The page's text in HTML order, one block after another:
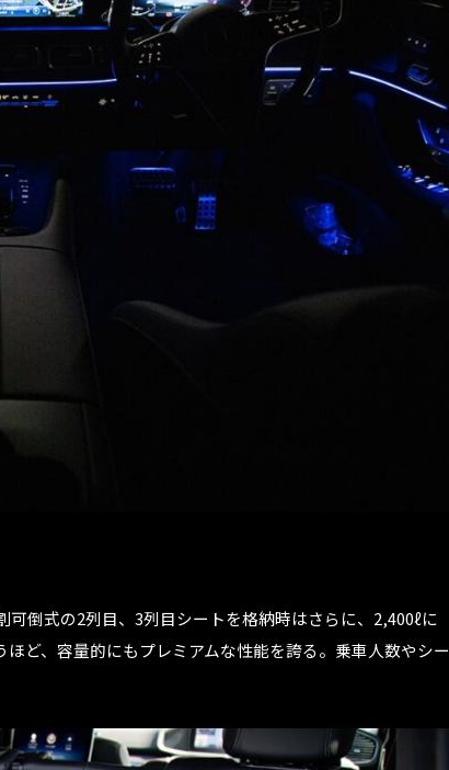
倒式の2列目、3列目シートを格納時はさらに、2,400ℓに
ど、容量的にもプレミアムな性能を誇る。乗車人数やシー